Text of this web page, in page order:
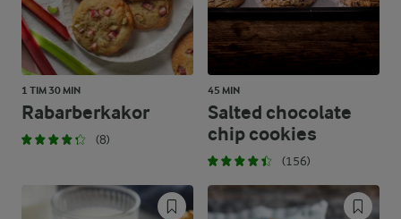
1 TIM 30 MIN
Rabarberkakor
(8)
45 MIN
Salted chocolate
chip cookies
(156)